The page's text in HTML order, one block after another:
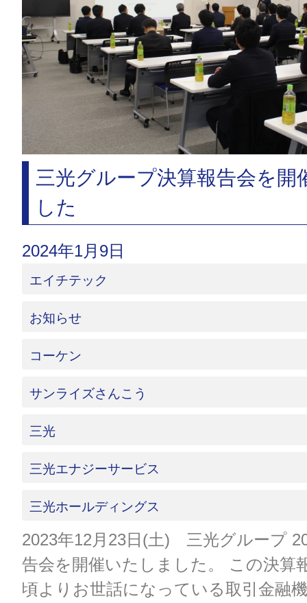
三光グループ決算報告会を開
した
2024年1月9日
エイチテック
お知らせ
コーケン
サンライズさんこう
三光
三光エナジーサービス
三光ホールディングス
2023年12月23日(土) 三光グループ
告会を開催いたしました。 この決算
頃よりお世話になっている取引金融